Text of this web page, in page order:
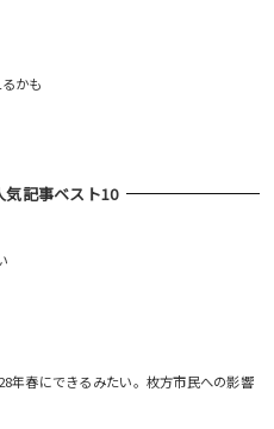
かも
気記事ベスト10
年春にできるみたい。枚方市民への影響